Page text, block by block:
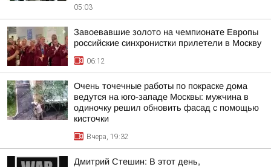
05:03
Завоевавшие золото на чемпионате Европы
российские синхронистки прилетели в Москву
06:12
Очень точечные работы по покраске дома
ведутся на юго-западе Москвы: мужчина в
одиночку решил обновить фасад с помощью
кисточки
Вчера, 19:32
Дмитрий Стешин: В этот день,